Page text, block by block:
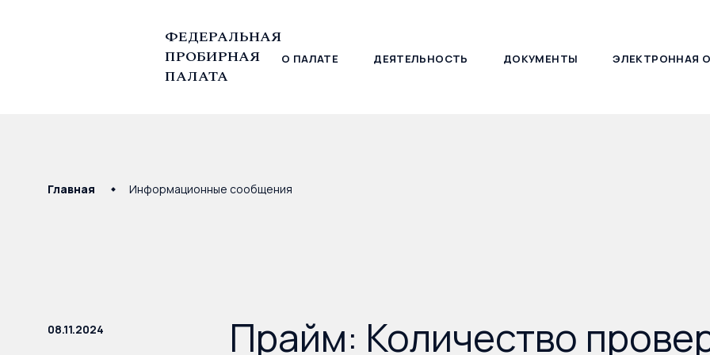
ФЕДЕРАЛЬНАЯ
ПРОБИРНАЯ
ПАЛАТА
О ПАЛАТЕ ДЕЯТЕЛЬНОСТЬ ДОКУМЕНТЫ ЭЛЕКТРОННАЯ
© Федеральная пробирная палата, 2026
Главная Информационные сообщения
08.11.2024 Прайм: Количество